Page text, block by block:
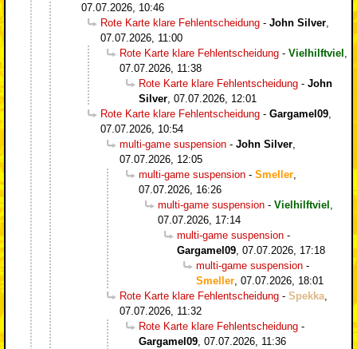
07.07.2026, 10:46
Rote Karte klare Fehlentscheidung - John Silver
07.07.2026, 11:00
Rote Karte klare Fehlentscheidung - Vielhilftviel
07.07.2026, 11:38
Rote Karte klare Fehlentscheidung - John
Silver 07.07.2026, 12:01
Rote Karte klare Fehlentscheidung - Gargamel09
07.07.2026, 10:54
multi-game suspension - John Silver
07.07.2026, 12:05
multi-game suspension - Smeller
07.07.2026, 16:26
multi-game suspension - Vielhilftviel
07.07.2026, 17:14
multi-game suspension -
Gargamel09 07.07.2026, 17:18
multi-game suspension -
Smeller 07.07.2026, 18:01
Rote Karte klare Fehlentscheidung - Spekka
07.07.2026, 11:32
Rote Karte klare Fehlentscheidung -
Gargamel09 07.07.2026, 11:36